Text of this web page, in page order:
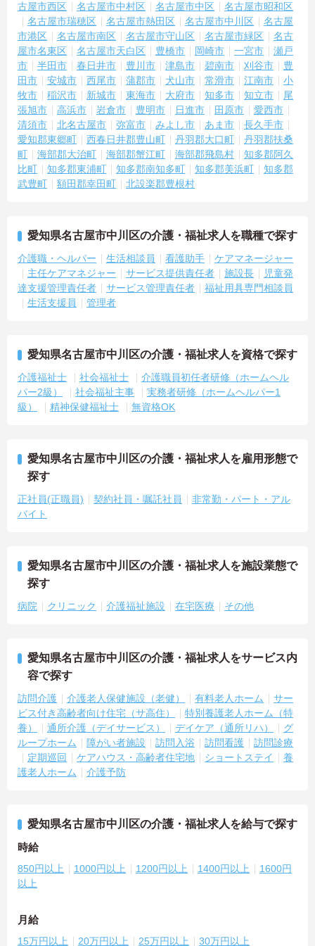
古屋市西区
名古屋市中村区 名古屋市中区
名古屋市昭和区
名古屋市瑞穂区
名古屋市熱田区 名古屋市中川区
名古屋
市港区
名古屋市南区 名古屋市守山区 名古屋市緑区
名古
屋市名東区
名古屋市天白区 豊橋市 岡崎市 一宮市
瀬戸
市
半田市 春日井市 豊川市 津島市 碧南市 刈谷市
豊
田市
安城市 西尾市 蒲郡市 犬山市 常滑市 江南市
小
牧市
稲沢市 新城市 東海市 大府市 知多市 知立市
尾
張旭市
高浜市 岩倉市 豊明市 日進市 田原市
愛西市
清須市
北名古屋市 弥富市 みよし市 あま市
長久手市
愛知郡東郷町
西春日井郡豊山町 丹羽郡大口町
丹羽郡扶桑
町
海部郡大治町 海部郡蟹江町 海部郡飛島村
知多郡阿久
比町
知多郡東浦町 知多郡南知多町 知多郡美浜町
知多郡
武豊町
額田郡幸田町 北設楽郡豊根村
愛知県名古屋市中川区の介護・福祉求人を職種で探す
介護職・ヘルパー 生活相談員 看護助手
ケアマネージャー
主任ケアマネジャー
サービス提供責任者 施設長
児童発
達支援管理責任者
サービス管理責任者
福祉用具専門相談員
生活支援員
管理者
愛知県名古屋市中川区の介護・福祉求人を資格で探す
介護福祉士 社会福祉士
介護職員初任者研修（ホームヘル
パー2級）
社会福祉主事
実務者研修（ホームヘルパー1
級）
精神保健福祉士 無資格OK
愛知県名古屋市中川区の介護・福祉求人を雇用形態で
探す
正社員(正職員) 契約社員・嘱託社員
非常勤・パート・アル
バイト
愛知県名古屋市中川区の介護・福祉求人を施設業態で
探す
病院 クリニック 介護福祉施設 在宅医療 その他
愛知県名古屋市中川区の介護・福祉求人をサービス内
容で探す
訪問介護 介護老人保健施設（老健） 有料老人ホーム
サー
ビス付き高齢者向け住宅（サ高住）
特別養護老人ホーム（特
養）
通所介護（デイサービス） デイケア（通所リハ）
グ
ループホーム
障がい者施設 訪問入浴 訪問看護
訪問診療
定期巡回
ケアハウス・高齢者住宅地 ショートステイ
養
護老人ホーム
介護予防
愛知県名古屋市中川区の介護・福祉求人を給与で探す
時給
850円以上 1000円以上 1200円以上 1400円以上
1600円
以上
月給
15万円以上 20万円以上 25万円以上 30万円以上